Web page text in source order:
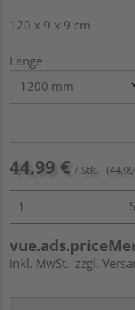
120 x 9 x 9 cm
Länge
44,99 € / Stk.
inkl. MwSt. zzgl.